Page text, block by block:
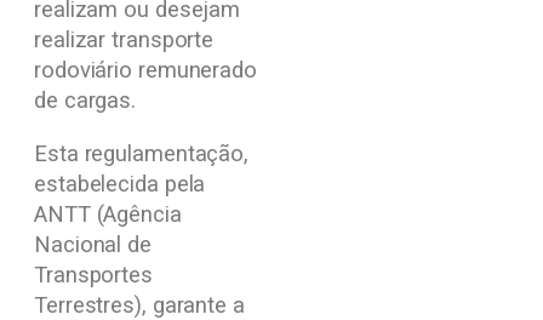
realizam ou desejam
realizar transporte
rodoviário remunerado
de cargas.
Esta regulamentação,
estabelecida pela
ANTT (Agência
Nacional de
Transportes
Terrestres), garante a